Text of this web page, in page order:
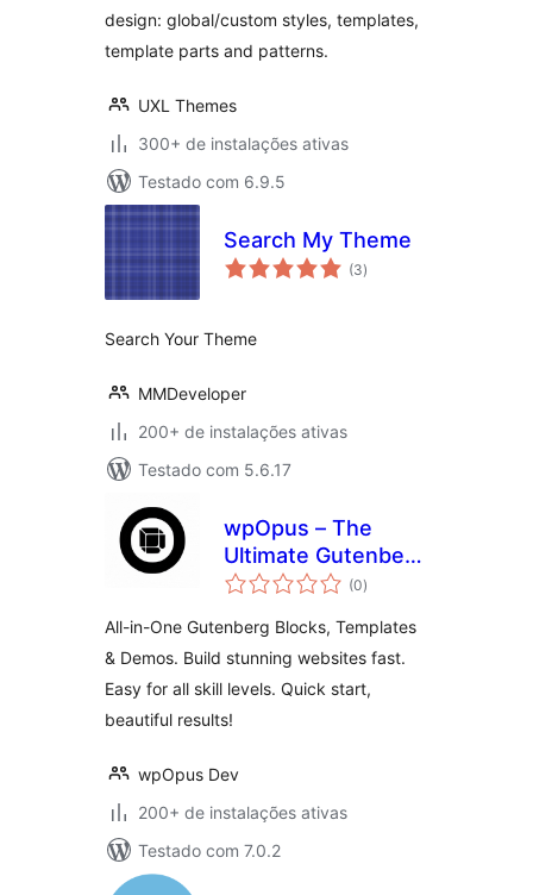
design: global/custom styles, templates,
template parts and patterns.
UXL Themes
300+ de instalações ativas
Testado com 6.9.5
Search My Theme
(3total
de
)
Search Your Theme
MMDeveloper
200+ de instalações ativas
Testado com 5.6.17
wpOpus – The
Ultimate Gutenberg
Toolkit and Site
(0total
de
)
All-in-One Gutenberg Blocks, Templates
& Demos. Build stunning websites fast.
Easy for all skill levels. Quick start,
beautiful results!
wpOpus Dev
200+ de instalações ativas
Testado com 7.0.2